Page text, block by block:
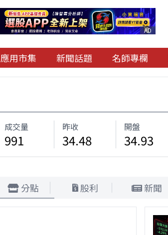
AD
應用市集 新聞話題 名師專欄
成交量
991
昨收
34.48
開盤
34.93
分點 股利 新聞